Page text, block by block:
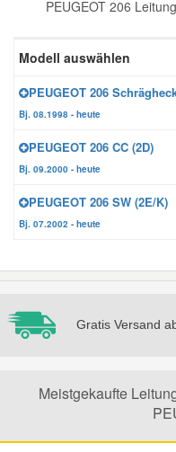
PEUGEOT 206
Modell auswählen
PEUGEOT 206
Bj. 08.1998 - heute
PEUGEOT 206 CC (2D)
Bj. 09.2000 - heute
PEUGEOT 206 SW (2E/K)
Bj. 07.2002 - heute
Gratis Versand
Meistgekaufte
Zündanlage und
Kia Ersatzteile
Lancia Ersatzteile
Mazda Ersatzteile